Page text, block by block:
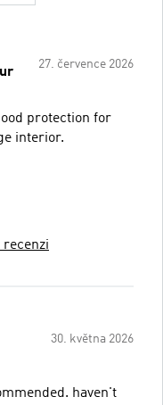
27. července 2026
protection for
interior.
recenzi
30. května 2026
haven't